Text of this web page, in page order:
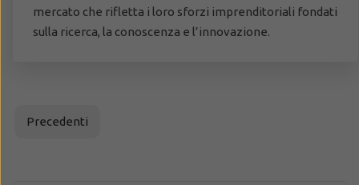
mercato che rifletta i loro sforzi imprenditoriali fondati
sulla ricerca, la conoscenza e l’innovazione.
Precedenti